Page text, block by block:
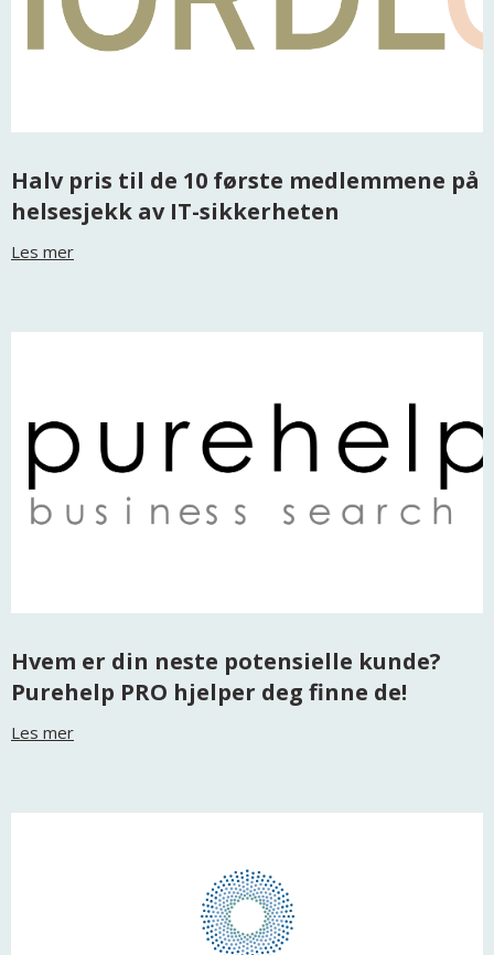
Halv pris til de 10 første medlemmene på
helsesjekk av IT-sikkerheten
Les mer
Hvem er din neste potensielle kunde?
Purehelp PRO hjelper deg finne de!
Les mer